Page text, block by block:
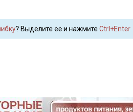
? Выделите ее и нажмите Ctrl+Enter